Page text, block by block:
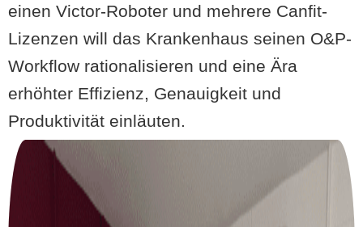
einen Victor-Roboter und mehrere Canfit-
Lizenzen will das Krankenhaus seinen O&P-
Workflow rationalisieren und eine Ära
erhöhter Effizienz, Genauigkeit und
Produktivität einläuten.